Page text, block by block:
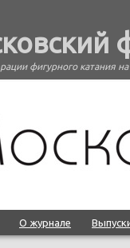
фигурного катания
О журнале